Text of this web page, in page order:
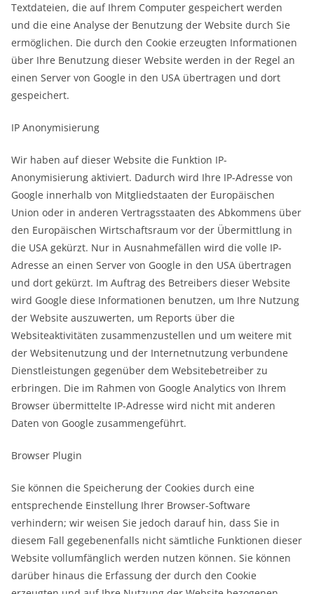
Textdateien, die auf Ihrem Computer gespeichert werden
und die eine Analyse der Benutzung der Website durch Sie
ermöglichen. Die durch den Cookie erzeugten Informationen
über Ihre Benutzung dieser Website werden in der Regel an
einen Server von Google in den USA übertragen und dort
gespeichert.
IP Anonymisierung
Wir haben auf dieser Website die Funktion IP-
Anonymisierung aktiviert. Dadurch wird Ihre IP-Adresse von
Google innerhalb von Mitgliedstaaten der Europäischen
Union oder in anderen Vertragsstaaten des Abkommens über
den Europäischen Wirtschaftsraum vor der Übermittlung in
die USA gekürzt. Nur in Ausnahmefällen wird die volle IP-
Adresse an einen Server von Google in den USA übertragen
und dort gekürzt. Im Auftrag des Betreibers dieser Website
wird Google diese Informationen benutzen, um Ihre Nutzung
der Website auszuwerten, um Reports über die
Websiteaktivitäten zusammenzustellen und um weitere mit
der Websitenutzung und der Internetnutzung verbundene
Dienstleistungen gegenüber dem Websitebetreiber zu
erbringen. Die im Rahmen von Google Analytics von Ihrem
Browser übermittelte IP-Adresse wird nicht mit anderen
Daten von Google zusammengeführt.
Browser Plugin
Sie können die Speicherung der Cookies durch eine
entsprechende Einstellung Ihrer Browser-Software
verhindern; wir weisen Sie jedoch darauf hin, dass Sie in
diesem Fall gegebenenfalls nicht sämtliche Funktionen dieser
Website vollumfänglich werden nutzen können. Sie können
darüber hinaus die Erfassung der durch den Cookie